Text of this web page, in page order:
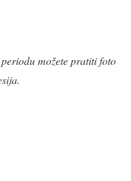
možete pratiti foto